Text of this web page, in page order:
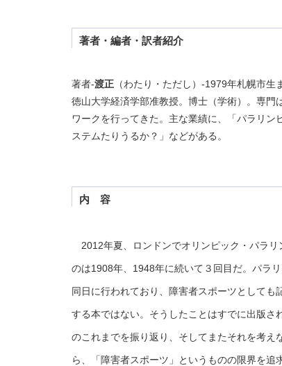
著者・編者・訳者紹介
著者-渡正 （わたり・ただし）-1979年札幌市生
徳山大学経済学部准教授。博士（学術）。専
ワークを行ってきた。主な業績に、「パラリ
ステムたりうるか？」などがある。
内 容
2012年夏、ロンドンでオリンピック・パラリ
のは1908年、1948年に続いて３回目だ。パラ
同日に行われており、障害者スポーツとして
する本ではない。そうしたことはすでに出版
のこれまでを振り返り、そしてまたそれを考
ら、「障害者スポーツ」というものの限界を